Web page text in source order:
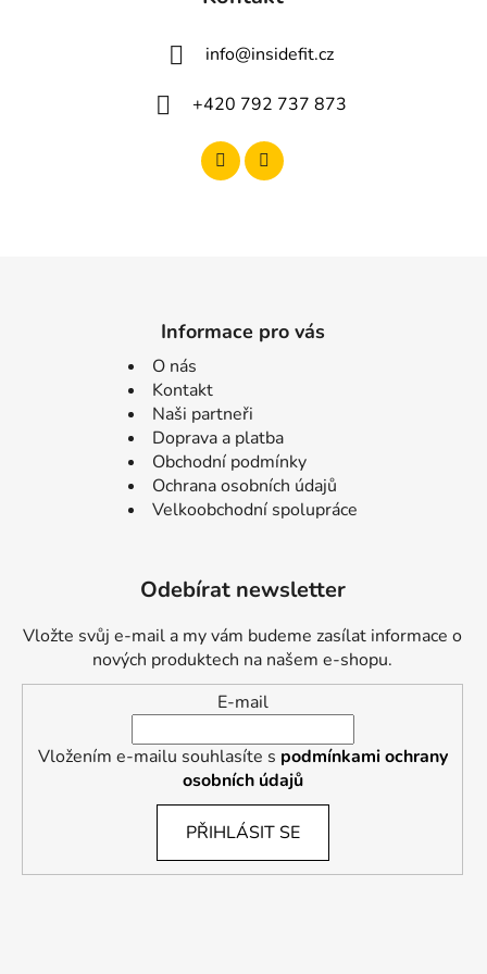
info@insidefit.cz
+420 792 737 873
Informace pro vás
O nás
Kontakt
Naši partneři
Doprava a platba
Obchodní podmínky
Ochrana osobních údajů
Velkoobchodní spolupráce
Odebírat newsletter
Vložte svůj e-mail a my vám budeme zasílat informace o
nových produktech na našem e-shopu.
E-mail
Vložením e-mailu souhlasíte s podmínkami ochrany
osobních údajů
PŘIHLÁSIT SE